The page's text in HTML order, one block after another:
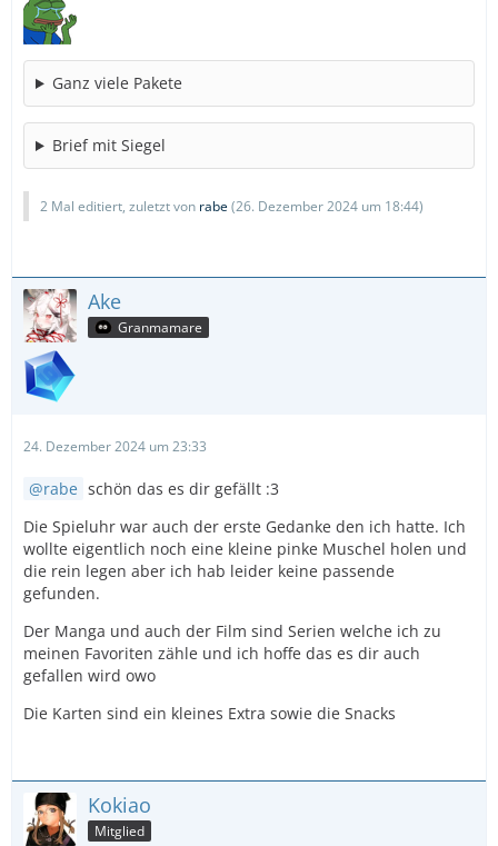
Ganz viele Pakete
Brief mit Siegel
2 Mal editiert, zuletzt von rabe(26. Dezember 2024 um 18:44)
Ake
Granmamare
24. Dezember 2024 um 23:33
rabe schön das es dir gefällt :3
Die Spieluhr war auch der erste Gedanke den ich hatte. Ich
wollte eigentlich noch eine kleine pinke Muschel holen und
die rein legen aber ich hab leider keine passende
gefunden.
Der Manga und auch der Film sind Serien welche ich zu
meinen Favoriten zähle und ich hoffe das es dir auch
gefallen wird owo
Die Karten sind ein kleines Extra sowie die Snacks
Kokiao
Mitglied